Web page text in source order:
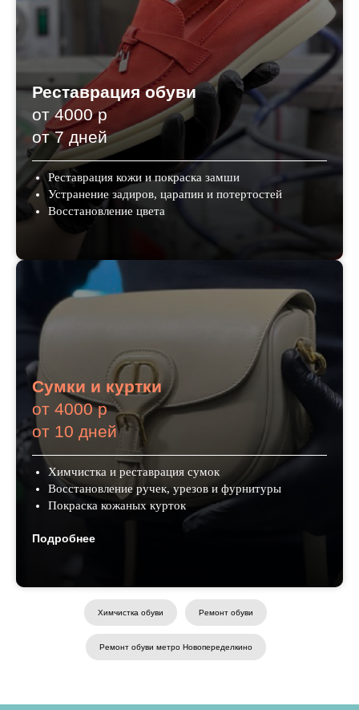
Реставрация обуви
от 4000 р
от 7 дней
Реставрация кожи и покраска замши
Устранение задиров, царапин и потертостей
Восстановление цвета
Сумки и куртки
от 4000 р
от 10 дней
Химчистка и реставрация сумок
Восстановление ручек, урезов и фурнитуры
Покраска кожаных курток
Подробнее
Химчистка обуви Ремонт обуви
Ремонт обуви метро Новопеределкино